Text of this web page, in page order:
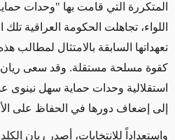
المتكررة التي قامت بها "وحدات
اللواء، تجاهلت الحكومة العراقية
تعهداتها السابقة بالامتثال لمطالب
كقوة مسلحة مستقلة. وقد سعى ريان
استقلالية وحدات حماية سهل نينوى
إلى إضعاف دورها في الحفاظ على
واستعداداً للانتخابات، أصدر ريان